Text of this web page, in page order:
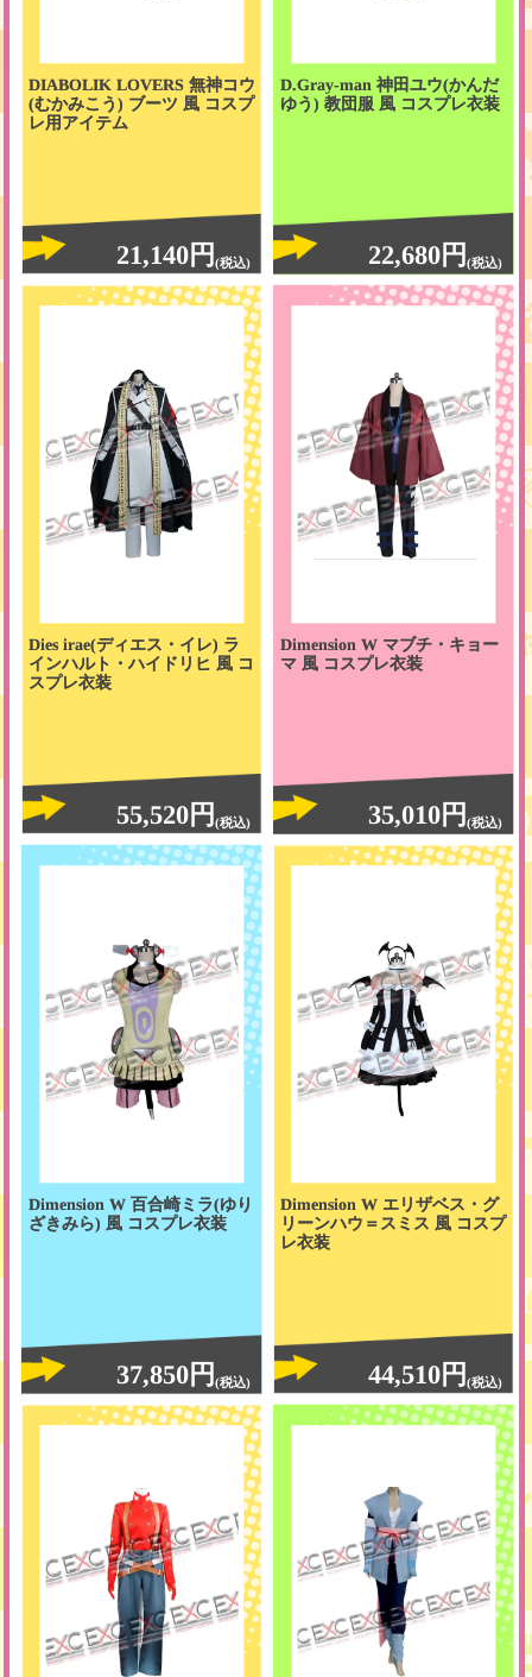
DIABOLIK LOVERS 無神コウ
(むかみこう) ブーツ 風 コスプ
レ用アイテム
21,140円(税込)
D.Gray-man 神田ユウ(かんだ
ゆう) 教団服 風 コスプレ衣装
22,680円(税込)
Dies irae(ディエス・イレ) ラ
インハルト・ハイドリヒ 風 コ
スプレ衣装
55,520円(税込)
Dimension W マブチ・キョー
マ 風 コスプレ衣装
35,010円(税込)
Dimension W 百合崎ミラ(ゆり
ざきみら) 風 コスプレ衣装
37,850円(税込)
Dimension W エリザベス・グ
リーンハウ＝スミス 風 コスプ
レ衣装
44,510円(税込)